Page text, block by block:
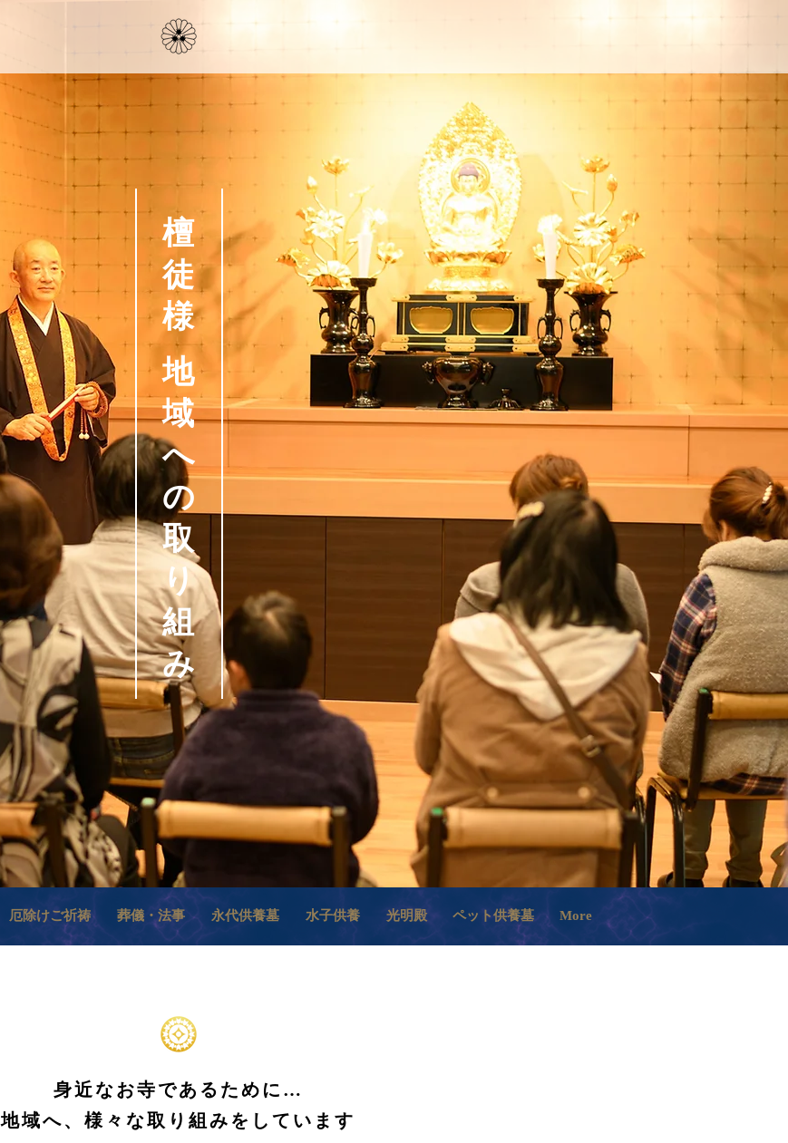
寺
嫁
日
記
檀
徒
様
地
域
へ
の
取
り
組
み
厄除けご祈祷 葬儀・法事 永代供養墓 水子供養 光明殿 ペット供養墓 More
身近なお寺であるために…
​地域へ、様々な取り組みをしています